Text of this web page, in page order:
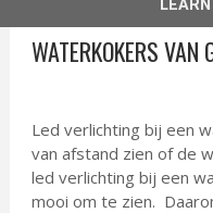
WATERKOKERS
Led verlichting bij een
van afstand zien of de
led verlichting bij een
mooi om te zien.